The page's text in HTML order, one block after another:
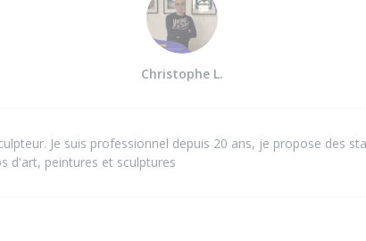
Christophe L.
Je suis professionnel depuis 20 ans, je propose des
d'art, peintures et sculptures